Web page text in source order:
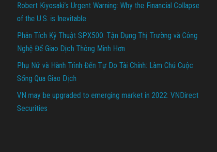
Robert Kiyosaki’s Urgent Warning: Why the Financial Collapse
of the U.S. is Inevitable
Phân Tích Kỹ Thuật SPX500: Tận Dụng Thị Trường và Công
Nghệ Để Giao Dịch Thông Minh Hơn
Phụ Nữ và Hành Trình Đến Tự Do Tài Chính: Làm Chủ Cuộc
Sống Qua Giao Dịch
VN may be upgraded to emerging market in 2022: VNDirect
Securities